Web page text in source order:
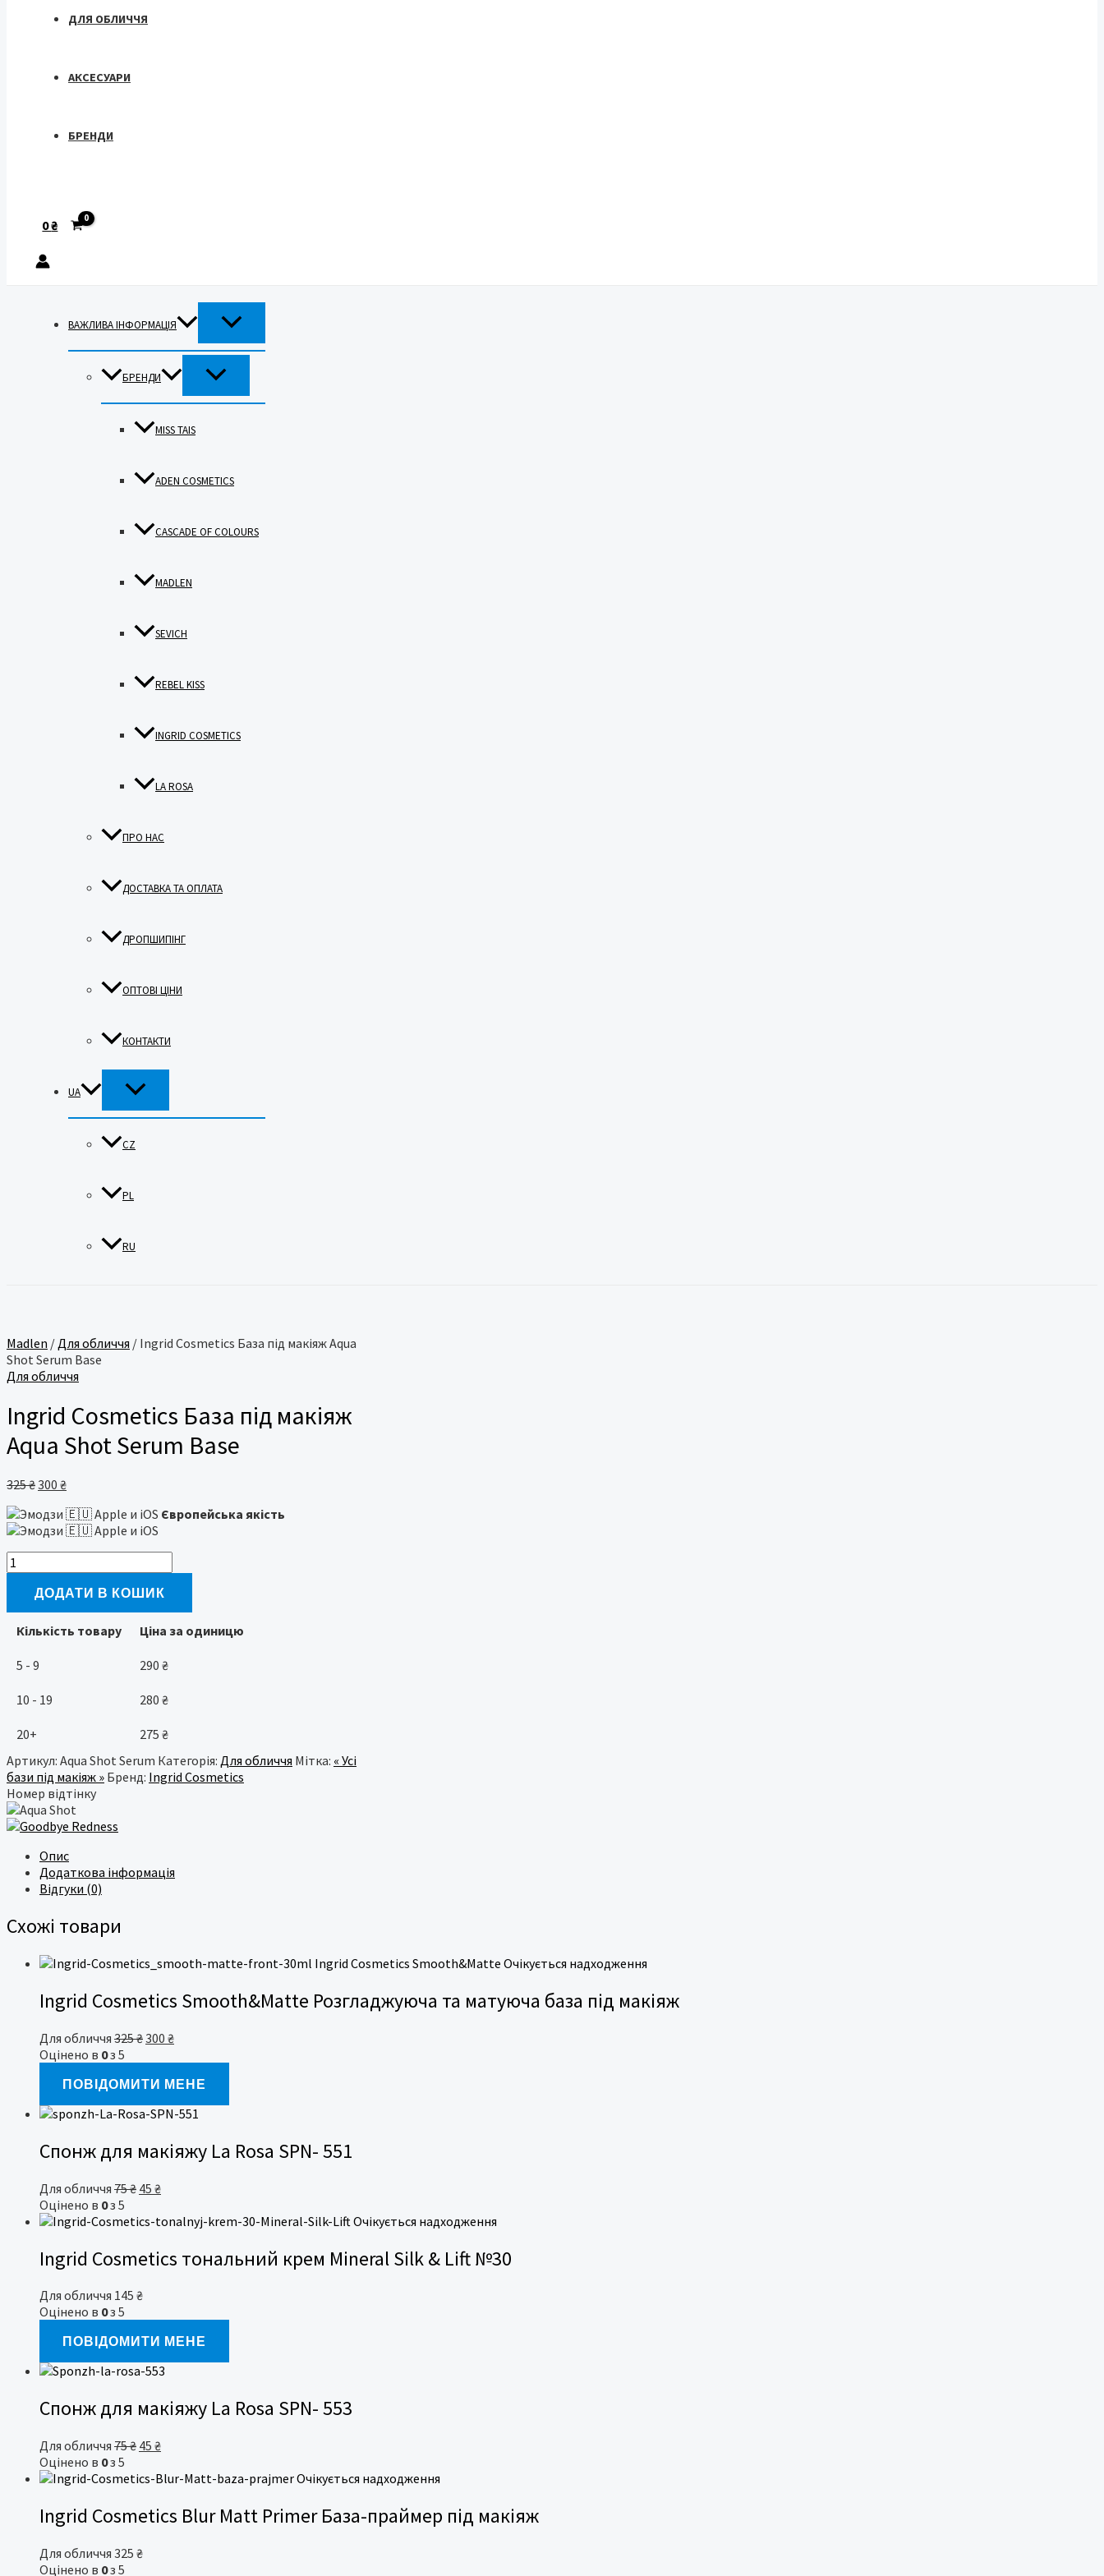
ДЛЯ ОБЛИЧЧЯ
АКСЕСУАРИ
БРЕНДИ
0₴
ВАЖЛИВА ІНФОРМАЦІЯ
ПЕРЕМИКАЧ
МЕНЮ
БРЕНДИ
ПЕРЕМИКАЧ
МЕНЮ
MISS TAIS
ADEN COSMETICS
CASCADE OF COLOURS
MADLEN
SEVICH
REBEL KISS
INGRID COSMETICS
LA ROSA
ПРО НАС
ДОСТАВКА ТА ОПЛАТА
ДРОПШИПІНГ
ОПТОВІ ЦІНИ
КОНТАКТИ
UA
ПЕРЕМИКАЧ
МЕНЮ
CZ
PL
RU
Madlen /Для обличчя / Ingrid Cosmetics База під макіяж Aqua
Shot Serum Base
Для обличчя
Ingrid Cosmetics База під макіяж
Aqua Shot Serum Base
325₴Оригінальна
325 ₴.
300 ₴Поточна
300 ₴.
Європейська якість
Ingrid
Cosmetics
під
макіяж
Shot
Serum
кількість
ДОДАТИ В КОШИК
Кількість товару Ціна за одиницю
5 - 9 290 ₴
10 - 19 280 ₴
20+ 275 ₴
Артикул: Aqua Shot Serum Категорія: Для обличчя Мітка: « Усі
бази під макіяж » Бренд: Ingrid Cosmetics
Номер відтінку
Опис
Додаткова інформація
Відгуки (0)
Схожі товари
Очікується надходження
Ingrid Cosmetics Smooth&Matte Розгладжуюча та матуюча база під макіяж
Для обличчя 325₴ Оригінальна
300 ₴Поточна
Оцінено в 0з 5
ПОВІДОМИТИ МЕНЕ
Спонж для макіяжу La Rosa SPN- 551
Для обличчя 75₴ Оригінальна
75 ₴.
45 ₴Поточна
45 ₴.
Оцінено в 0з 5
Очікується надходження
Ingrid Cosmetics тональний крем Mineral Silk & Lift №30
Для обличчя 145 ₴
Оцінено в 0з 5
ПОВІДОМИТИ МЕНЕ
Спонж для макіяжу La Rosa SPN- 553
Для обличчя 75₴ Оригінальна
75 ₴.
45 ₴Поточна
45 ₴.
Оцінено в 0з 5
Очікується надходження
Ingrid Cosmetics Blur Matt Primer База-праймер під макіяж
Для обличчя 325 ₴
Оцінено в 0з 5